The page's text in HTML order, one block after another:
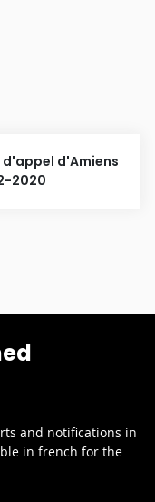
d'appel d'Amiens
2020
and notifications in
in french for the